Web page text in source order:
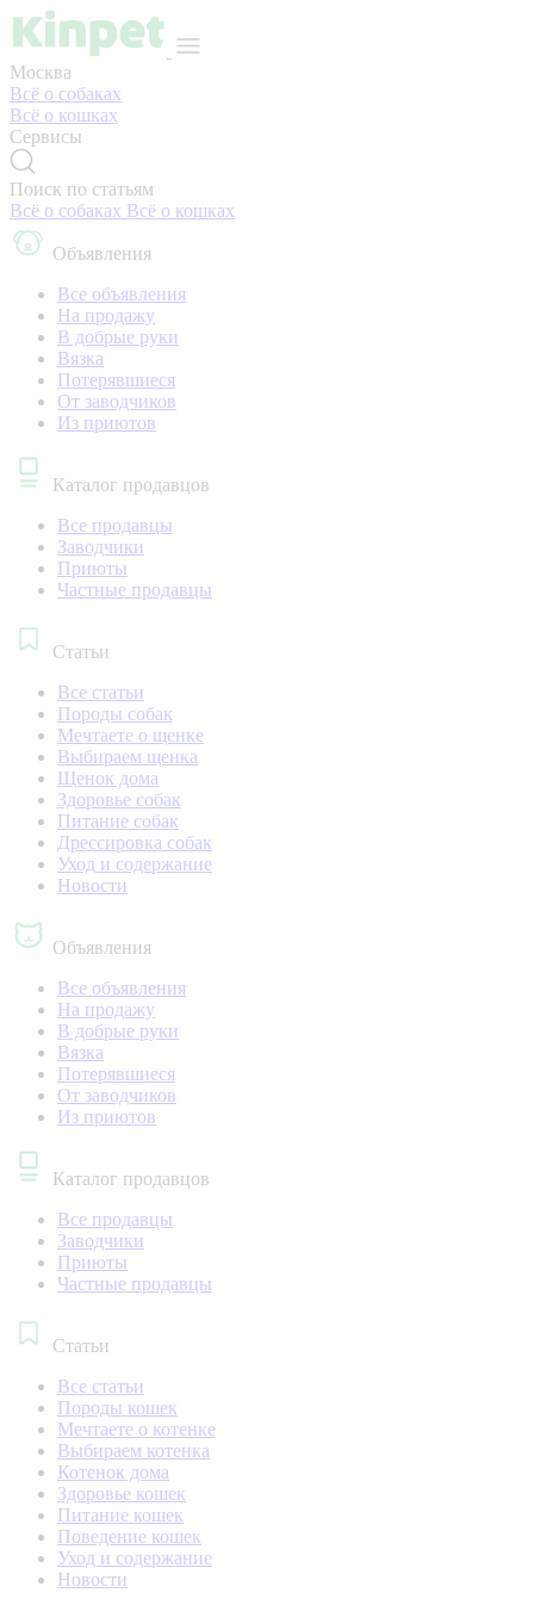
Москва
Всё о собаках
Всё о кошках
Сервисы
Поиск по статьям
Всё о собаках Всё о кошках
Объявления
Все объявления
На продажу
В добрые руки
Вязка
Потерявшиеся
От заводчиков
Из приютов
Каталог продавцов
Все продавцы
Заводчики
Приюты
Частные продавцы
Статьи
Все статьи
Породы собак
Мечтаете о щенке
Выбираем щенка
Щенок дома
Здоровье собак
Питание собак
Дрессировка собак
Уход и содержание
Новости
Объявления
Все объявления
На продажу
В добрые руки
Вязка
Потерявшиеся
От заводчиков
Из приютов
Каталог продавцов
Все продавцы
Заводчики
Приюты
Частные продавцы
Статьи
Все статьи
Породы кошек
Мечтаете о котенке
Выбираем котенка
Котенок дома
Здоровье кошек
Питание кошек
Поведение кошек
Уход и содержание
Новости